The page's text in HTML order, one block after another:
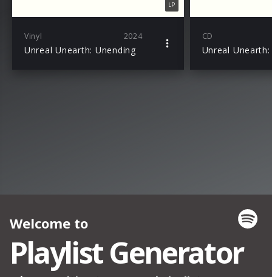
LP
Vinyl 2024
Unreal Unearth: Unending
CD
Unreal